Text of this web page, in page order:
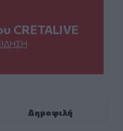
CRETALIVE
Δημοφιλή